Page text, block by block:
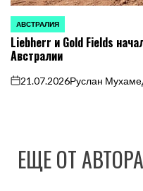
ОПУБЛИКОВАНО
В
АВСТРАЛИЯ
Liebherr и Gold Fields
Австралии
on
21.07.2026Руслан
ЕЩЕ ОТ АВТОРА